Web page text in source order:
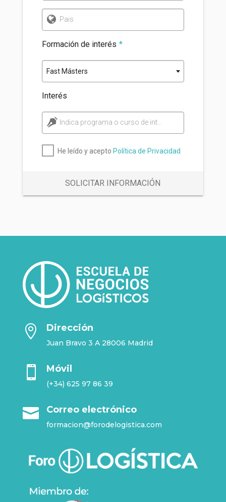
Pais
Formación de interés *
Fast Másters
Interés
Indica programa o curso de interés
He leído y acepto Política de Privacidad
SOLICITAR INFORMACIÓN
 Dirección
Juan Bravo 3 A 28006 Madrid
 Móvil
(+34) 625 97 86 39
 Correo electrónico
formacion@forodelogistica.com